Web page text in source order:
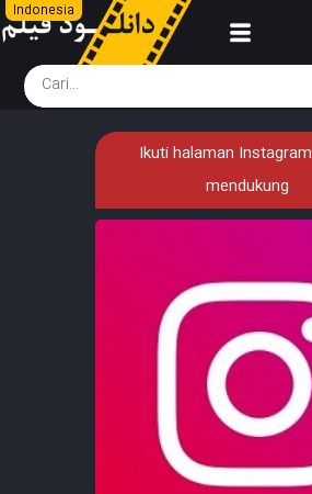
Indonesia
Ikuti halaman
mendukung